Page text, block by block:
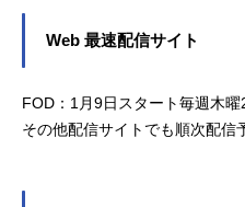
Web 最速配信サイト
FOD：1月9日スタート毎週木曜
その他配信サイトでも順次配信